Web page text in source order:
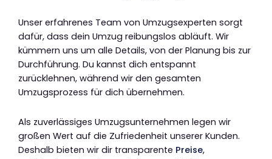
Unser erfahrenes Team von Umzugsexperten sorgt
dafür, dass dein Umzug reibungslos abläuft. Wir
kümmern uns um alle Details, von der Planung bis zur
Durchführung. Du kannst dich entspannt
zurücklehnen, während wir den gesamten
Umzugsprozess für dich übernehmen.
Als zuverlässiges Umzugsunternehmen legen wir
großen Wert auf die Zufriedenheit unserer Kunden.
Deshalb bieten wir dir transparente Preise,